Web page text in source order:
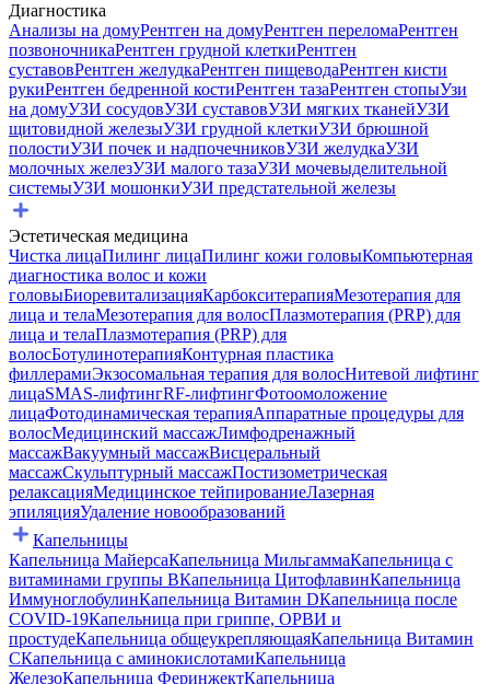
Диагностика
Анализы на домуРентген на домуРентген переломаРентген
позвоночникаРентген грудной клеткиРентген
суставовРентген желудкаРентген пищеводаРентген кисти
рукиРентген бедренной костиРентген тазаРентген стопыУзи
на домуУЗИ сосудовУЗИ суставовУЗИ мягких тканейУЗИ
щитовидной железыУЗИ грудной клеткиУЗИ брюшной
полостиУЗИ почек и надпочечниковУЗИ желудкаУЗИ
молочных железУЗИ малого тазаУЗИ мочевыделительной
системыУЗИ мошонкиУЗИ предстательной железы
Эстетическая медицина
Чистка лицаПилинг лицаПилинг кожи головыКомпьютерная
диагностика волос и кожи
головыБиоревитализацияКарбокситерапияМезотерапия для
лица и телаМезотерапия для волосПлазмотерапия (PRP) для
лица и телаПлазмотерапия (PRP) для
волосБотулинотерапияКонтурная пластика
филлерамиЭкзосомальная терапия для волосНитевой лифтинг
лицаSMAS-лифтингRF-лифтингФотоомоложение
лицаФотодинамическая терапияАппаратные процедуры для
волосМедицинский массажЛимфодренажный
массажВакуумный массажВисцеральный
массажСкульптурный массажПостизометрическая
релаксацияМедицинское тейпированиеЛазерная
эпиляцияУдаление новообразований
Капельницы
Капельница МайерсаКапельница МильгаммаКапельница с
витаминами группы BКапельница ЦитофлавинКапельница
ИммуноглобулинКапельница Витамин DКапельница после
COVID-19Капельница при гриппе, ОРВИ и
простудеКапельница общеукрепляющаяКапельница Витамин
CКапельница с аминокислотамиКапельница
ЖелезоКапельница ФеринжектКапельница